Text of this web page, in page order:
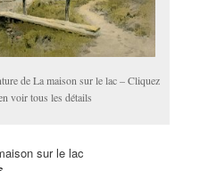
de La maison sur le lac – Cliquez
voir tous les détails
sur le lac